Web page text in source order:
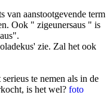
van aanstootgevende term
Ook " zigeunersaus " is
zie. Zal het ook
te nemen als in de
is het wel? foto